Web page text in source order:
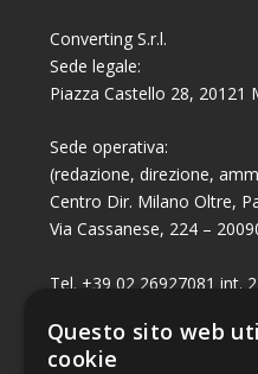
Converting S.r.l.
Sede legale:
Piazza Castello 28, 20121
Sede operativa:
(redazione, direzione,
Centro Dir. Milano Oltre,
Via Cassanese, 224 –
Tel. +39 02 26927081 int.
Tel. +39 02 26927081 int.
Fax +39 02 26951006
Questo sito web
cookie